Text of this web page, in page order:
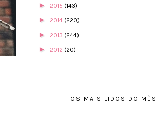
► 2015 (143)
► 2014 (220)
► 2013 (244)
► 2012 (20)
OS MAIS LIDOS DO MÊS